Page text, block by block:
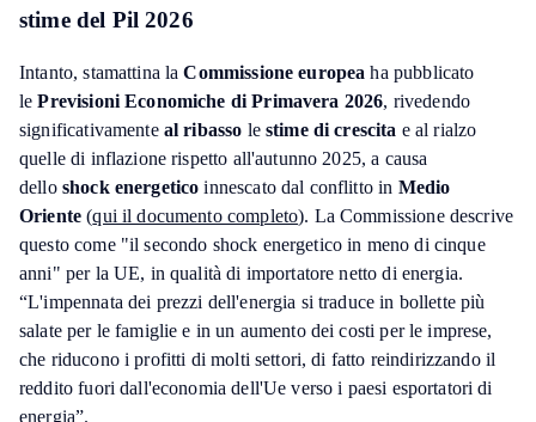
stime del Pil 2026
Intanto, stamattina laCommissione europea ha pubblicato
lePrevisioni Economiche di Primavera 2026, rivedendo
significativamenteal ribasso le stime di crescita e al rialzo
quelle di inflazione rispetto all'autunno 2025, a causa
dello shock energetico innescato dal conflitto in Medio
Oriente(qui il documento completo). La Commissione descrive
questo come "il secondo shock energetico in meno di cinque
anni" per la UE, in qualità di importatore netto di energia.
“L'impennata dei prezzi dell'energia si traduce in bollette più
salate per le famiglie e in un aumento dei costi per le imprese,
che riducono i profitti di molti settori, di fatto reindirizzando il
reddito fuori dall'economia dell'Ue verso i paesi esportatori di
energia”.